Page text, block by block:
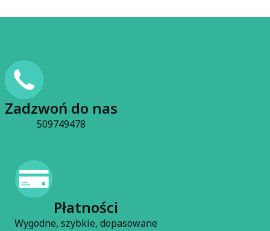
Zadzwoń do nas
509749478
Płatności
Wygodne, szybkie, dopasowane